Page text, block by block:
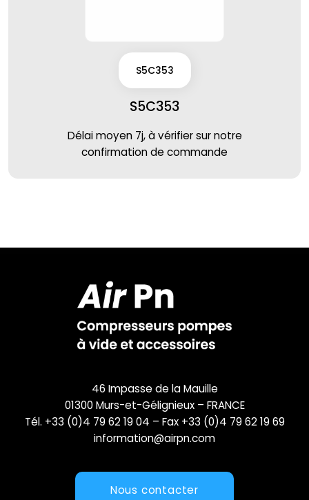
S5C353
S5C353
Délai moyen 7j, à vérifier sur notre
confirmation de commande
46 Impasse de la Mauille
01300 Murs-et-Gélignieux – FRANCE
Tél. +33 (0)4 79 62 19 04 – Fax +33 (0)4 79 62 19 69
information@airpn.com
Nous contacter